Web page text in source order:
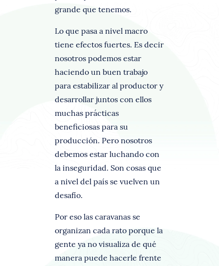
grande que tenemos.
Lo que pasa a nivel macro
tiene efectos fuertes. Es decir
nosotros podemos estar
haciendo un buen trabajo
para estabilizar al productor y
desarrollar juntos con ellos
muchas prácticas
beneficiosas para su
producción. Pero nosotros
debemos estar luchando con
la inseguridad. Son cosas que
a nivel del país se vuelven un
desafío.
Por eso las caravanas se
organizan cada rato porque la
gente ya no visualiza de qué
manera puede hacerle frente